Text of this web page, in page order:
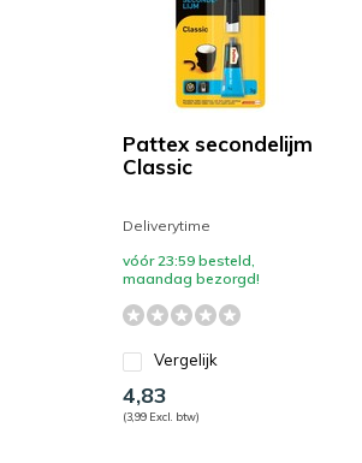
Pattex secondelijm
Classic
Deliverytime
vóór 23:59 besteld,
maandag bezorgd!
Vergelijk
4,83
(3,99 Excl. btw)